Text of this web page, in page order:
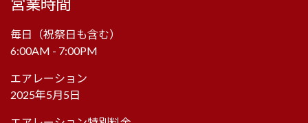
営業時間
毎日（祝祭日も含む）
6:00AM - 7:00PM
エアレーション
2025年5月5日